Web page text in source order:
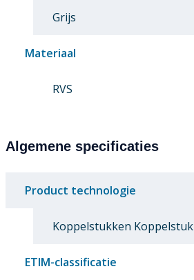
Grijs
Materiaal
RVS
Algemene specificaties
Product technologie
Koppelstukken Koppelstuk
ETIM-classificatie